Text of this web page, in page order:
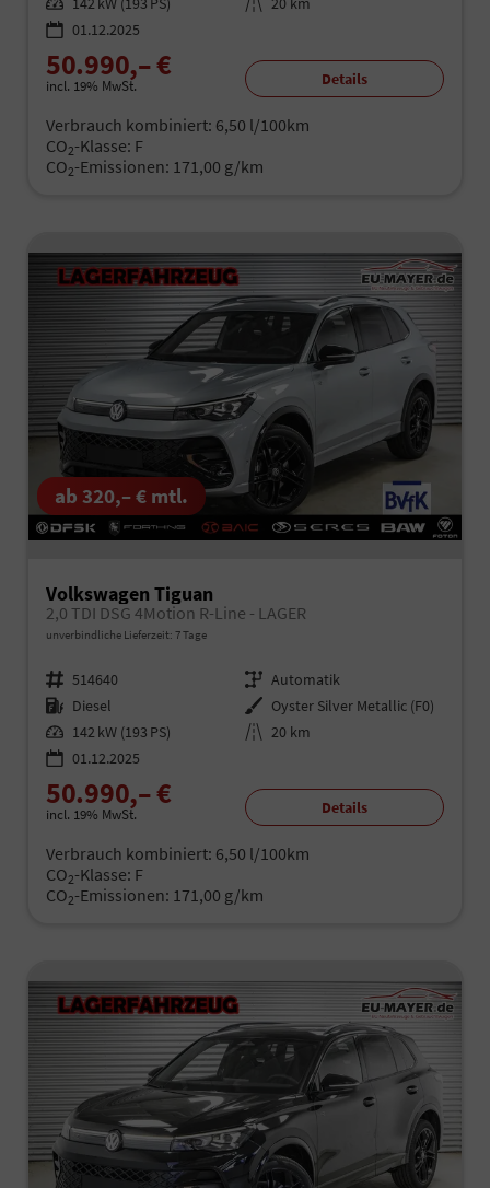
01.12.2025
50.990,– €
incl. 19% MwSt. Details
Verbrauch kombiniert: 6,50 l/100km
CO2-Klasse: F
CO2-Emissionen: 171,00 g/km
ab 320,– € mtl.
Volkswagen Tiguan
2,0 TDI DSG 4Motion R-Line - LAGER
unverbindliche Lieferzeit: 7 Tage
Fahrzeugnr. 514640 Getriebe Automatik
Kraftstoff Diesel Außenfarbe Oyster Silver Metallic (F0)
Leistung 142 kW (193 PS) Kilometerstand 20 km
01.12.2025
50.990,– €
incl. 19% MwSt. Details
Verbrauch kombiniert: 6,50 l/100km
CO2-Klasse: F
CO2-Emissionen: 171,00 g/km